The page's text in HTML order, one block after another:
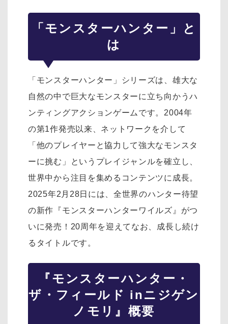
「モンスターハンター」と
は
「モンスターハンター」シリーズは、雄大な
自然の中で巨大なモンスターに立ち向かうハ
ンティングアクションゲームです。2004年
の第1作発売以来、ネットワークを介して
「他のプレイヤーと協力して強大なモンスタ
ーに挑む」というプレイジャンルを確立し、
世界中から注目を集めるコンテンツに成長。
2025年2月28日には、全世界のハンター待望
の新作『モンスターハンターワイルズ』がつ
いに発売！20周年を迎えてなお、成長し続け
るタイトルです。
『モンスターハンター・
ザ・フィールド inニジゲン
ノモリ』概要